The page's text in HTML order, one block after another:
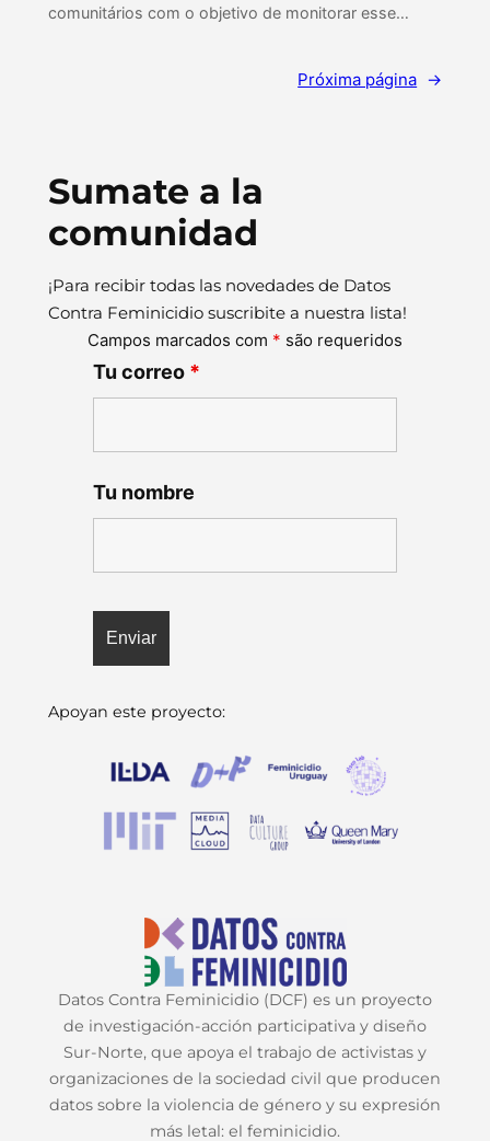
comunitários com o objetivo de monitorar esse…
Próxima página →
Sumate a la
comunidad
¡Para recibir todas las novedades de Datos
Contra Feminicidio suscribite a nuestra lista!
Campos marcados com * são requeridos
Tu correo *
Tu nombre
Apoyan este proyecto:
Datos Contra Feminicidio (DCF) es un proyecto
de investigación-acción participativa y diseño
Sur-Norte, que apoya el trabajo de activistas y
organizaciones de la sociedad civil que producen
datos sobre la violencia de género y su expresión
más letal: el feminicidio.